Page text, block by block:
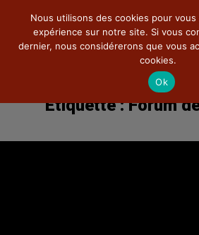
Ciné-ConcertÉtiquette :Forum
Nous utilisons des cookies pour vous
expérience sur notre site. Si vous
dernier, nous considérerons que vous
cookies.
Ok